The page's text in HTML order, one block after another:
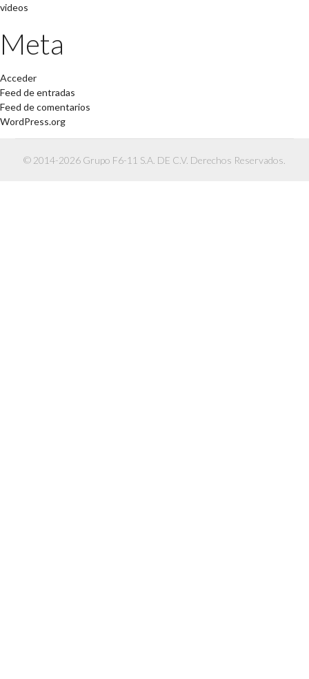
videos
Meta
Acceder
Feed de entradas
Feed de comentarios
WordPress.org
© 2014-2026 Grupo F6-11 S.A. DE C.V. Derechos Reservados.